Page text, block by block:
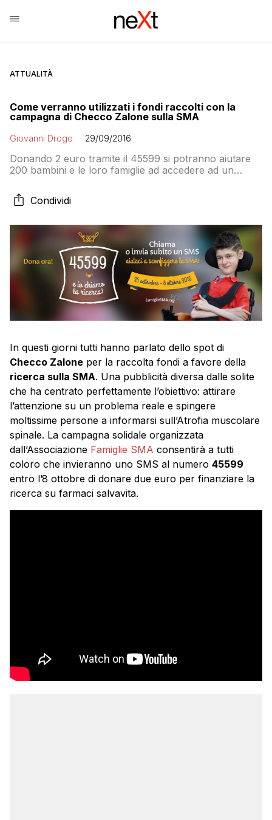
ATTUALITÀ
Come verranno utilizzati i fondi raccolti con la
campagna di Checco Zalone sulla SMA
Giovanni Drogo 29/09/2016
Donando 2 euro tramite il 45599 si potranno aiutare
200 bambini e le loro famiglie ad accedere ad un
farmaco salvavita contro la SMA di tipo 1
Condividi
In questi giorni tutti hanno parlato dello spot di
Checco Zalone per la raccolta fondi a favore della
ricerca sulla SMA. Una pubblicità diversa dalle solite
che ha centrato perfettamente l’obiettivo: attirare
l’attenzione su un problema reale e spingere
moltissime persone a informarsi sull’Atrofia muscolare
spinale. La campagna solidale organizzata
dall’Associazione Famiglie SMA consentirà a tutti
coloro che invieranno uno SMS al numero 45599
entro l’8 ottobre di donare due euro per finanziare la
ricerca su farmaci salvavita.